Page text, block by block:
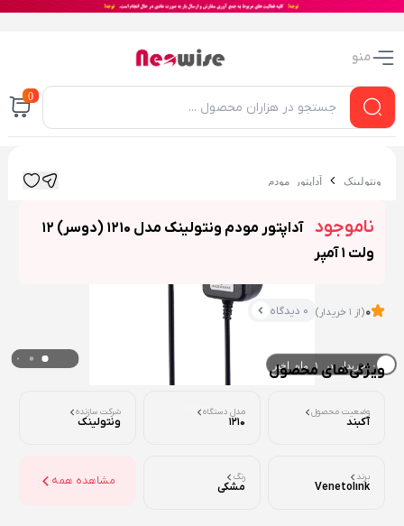
منو
0
ونتولینک آداپتور مودم
ناموجود
آداپتور مودم ونتولینک مدل 1210 (دوسر) 12
ولت 1 آمپر
0(از 1 خریدار) 0 دیدگاه
ویژگی‌های محصول
وضعیت محصول
آکبند
مدل دستگاه
1210
شرکت سازنده
ونتولینک
برند
Venetolink
رنگ
مشکی مشاهده همه